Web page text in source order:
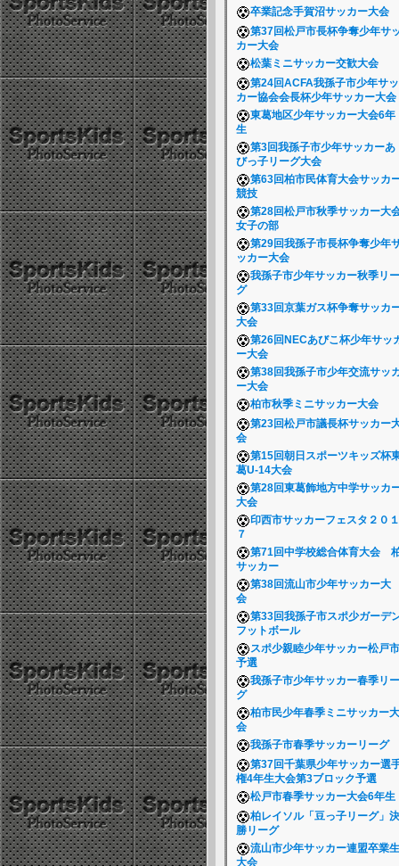
卒業記念手賀沼サッカー大会
第37回松戸市長杯争奪少年サ
カー大会
松葉ミニサッカー交歓大会
第24回ACFA我孫子市少年サッ
カー協会会長杯少年サッカー大会
東葛地区少年サッカー大会6年
生
第3回我孫子市少年サッカーあ
びっ子リーグ大会
第63回柏市民体育大会サッカ
競技
第28回松戸市秋季サッカー大
女子の部
第29回我孫子市長杯争奪少年
ッカー大会
我孫子市少年サッカー秋季リー
グ
第33回京葉ガス杯争奪サッカ
大会
第26回NECあびこ杯少年サッ
ー大会
第38回我孫子市少年交流サッ
ー大会
柏市秋季ミニサッカー大会
第23回松戸市議長杯サッカー
会
第15回朝日スポーツキッズ杯
葛U-14大会
第28回東葛飾地方中学サッカ
大会
印西市サッカーフェスタ２０１
７
第71回中学校総合体育大会
サッカー
第38回流山市少年サッカー大
会
第33回我孫子市スポ少ガーデ
フットボール
スポ少親睦少年サッカー松戸市
予選
我孫子市少年サッカー春季リー
グ
柏市民少年春季ミニサッカー大
会
我孫子市春季サッカーリーグ
第37回千葉県少年サッカー選
権4年生大会第3ブロック予選
松戸市春季サッカー大会6年生
柏レイソル「豆っ子リーグ」決
勝リーグ
流山市少年サッカー連盟卒業生
大会